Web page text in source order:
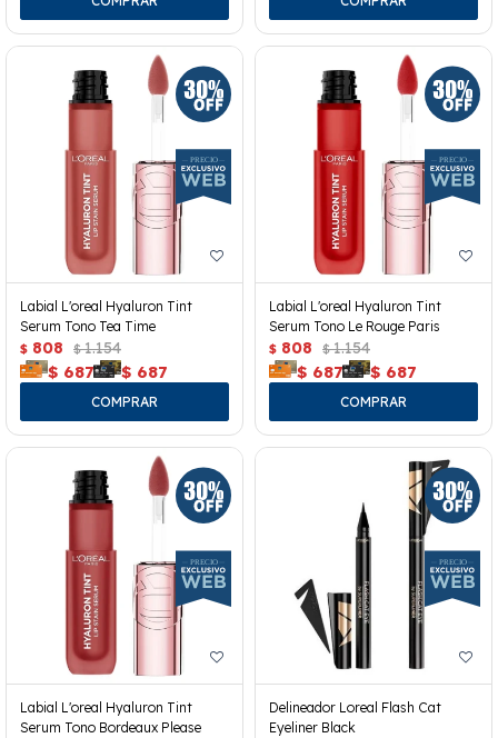
Labial L'oreal Hyaluron Tint
Serum Tono Tea Time
$ 808 $ 1.154
$ 687 $ 687
Labial L'oreal Hyaluron Tint
Serum Tono Le Rouge Paris
$ 808 $ 1.154
$ 687 $ 687
Labial L'oreal Hyaluron Tint
Serum Tono Bordeaux Please
Delineador Loreal Flash Cat
Eyeliner Black